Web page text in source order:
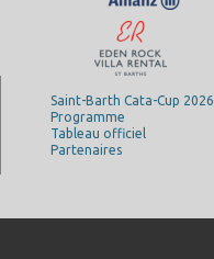
Saint-Barth Cata-Cup 2026
Programme
Tableau officiel
Partenaires